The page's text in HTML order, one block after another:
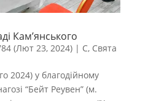
Кам’янського
(Лют 23, 2024)| С, Свята
2024) у благодійному
“Бейт Реувен” (м.